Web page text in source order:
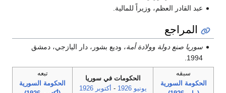
عبد القادر العظم، وزيراً للمالية.
المراجع
سوريا صنع دولة وولادة أمة، وديع بشور، دار اليازجي، دمشق
السورية
الحكومات في سوريا
يونيو
1926
- أكتوبر 1926
الحكومة السورية